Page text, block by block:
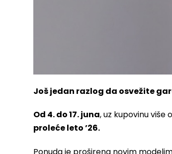
Još jedan razlog da osvežite
Od 4. do 17. juna, uz kupovinu više
proleće leto ’26.
Ponuda je proširena novim